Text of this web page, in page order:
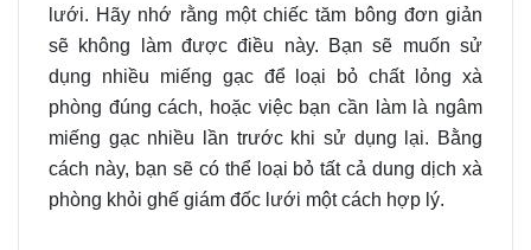
lưới. Hãy nhớ rằng một chiếc tăm bông đơn giản
sẽ không làm được điều này. Bạn sẽ muốn sử
dụng nhiều miếng gạc để loại bỏ chất lỏng xà
phòng đúng cách, hoặc việc bạn cần làm là ngâm
miếng gạc nhiều lần trước khi sử dụng lại. Bằng
cách này, bạn sẽ có thể loại bỏ tất cả dung dịch xà
phòng khỏi ghế giám đốc lưới một cách hợp lý.